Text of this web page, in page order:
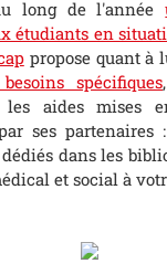
long de l'année
étudiants en
propose quant à
spécifiques
les aides mises
ses partenaires
dans les
et social à